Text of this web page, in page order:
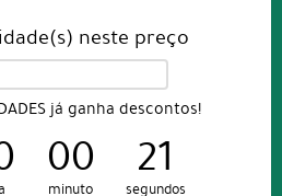
neste preço
já ganha descontos!
00
minuto
21
segundos